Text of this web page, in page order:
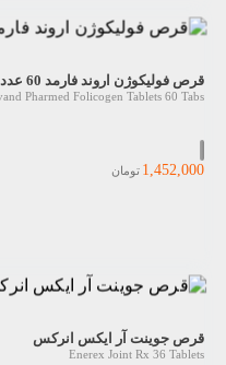
قرص فولیکوژن اروند فارمد 60 عدد
Pharmed Folicogen Tablets 60 Tabs
1,452,000 تومان
قرص جوینت آر ایکس انرکس
Enerex Joint Rx 36 Tablets